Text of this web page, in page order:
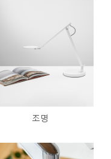
조명